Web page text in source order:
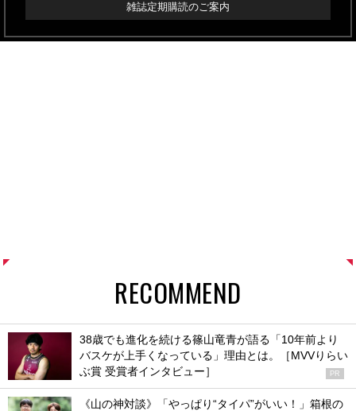
雑誌定期購読のご案内
RECOMMEND
38歳でも進化を続ける篠山竜青が語る「10年前より
バスケが上手くなっている」理由とは。［MVVりらい
ぶ賞 受賞者インタビュー］
PR
《山の神対談》「やっぱり“タイパ”がいい！」箱根の